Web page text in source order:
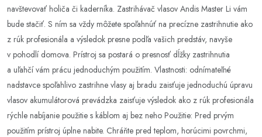
navštevovať holiča či kaderníka. Zastrihávač vlasov Andis Master Li vám
bude stačiť. S ním sa vždy môžete spoľahnúť na precízne zastrihnutie ako
z rúk profesionála a výsledok presne podľa vašich predstáv, navyše
v pohodlí domova. Prístroj sa postará o presnosť dĺžky zastrihnutia
a uľahčí vám prácu jednoduchým použitím. Vlastnosti: odnímateľné
nadstavce spoľahlivo zastrihne vlasy aj bradu zaisťuje jednoduchú úpravu
vlasov akumulátorová prevádzka zaisťuje výsledok ako z rúk profesionála
rýchle nabíjanie použitie s káblom aj bez neho Použitie: Pred prvým
použitím prístroj úplne nabite. Chráňte pred teplom, horúcimi povrchmi,